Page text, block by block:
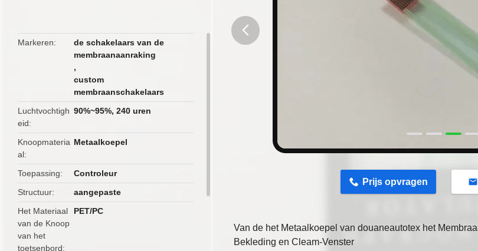
Markeren
de schakelaars van de
membraanaanraking
,
custom
membraanschakelaars
Luchtvochtigh
eid
90%~95%, 240 uren
Knoopmateria
al
Metaalkoepel
Toepassing
Controleur
Structuur
aangepaste
Het Materiaal
van de Knoop
van het
toetsenbord
PET/PC
Prijs opvragen
Van de het Metaalkoepel van douaneautotex het
Bekleding en Cleam-Venster